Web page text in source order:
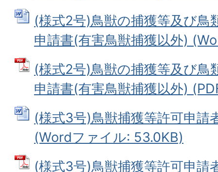
(様式2号)鳥獣の捕獲等及び鳥
申請書(有害鳥獣捕獲以外)
(様式2号)鳥獣の捕獲等及び鳥
申請書(有害鳥獣捕獲以外)
(様式3号)鳥獣捕獲等許可申請
(Wordファイル: 53.0KB)
(様式3号)鳥獣捕獲等許可申請